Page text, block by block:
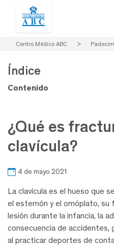
Centro Médico ABC >
¿Qué es
clavícula?
4 de mayo 2021
La clavícula es el hueso que
el esternón y el omóplato, su
lesión durante la infancia, la
consecuencia de accidentes,
al practicar deportes de
Índice
Contenido